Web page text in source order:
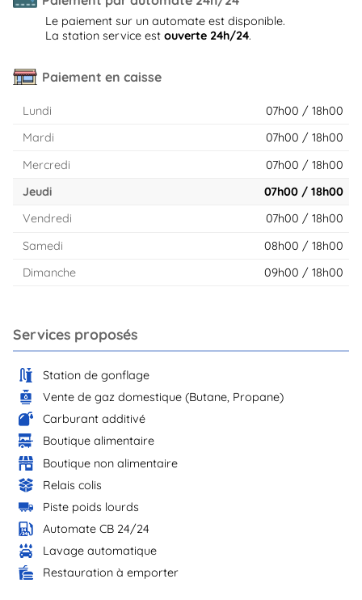
Le paiement sur un automate est disponible.
La station service est ouverte 24h/24.
Paiement en caisse
Lundi
07h00 / 18h00
Mardi
07h00 / 18h00
Mercredi
07h00 / 18h00
Jeudi
07h00 / 18h00
Vendredi
07h00 / 18h00
Samedi
08h00 / 18h00
Dimanche
09h00 / 18h00
Services proposés
Station de gonflage
Vente de gaz domestique (Butane, Propane)
Carburant additivé
Boutique alimentaire
Boutique non alimentaire
Relais colis
Piste poids lourds
Automate CB 24/24
Lavage automatique
Restauration à emporter